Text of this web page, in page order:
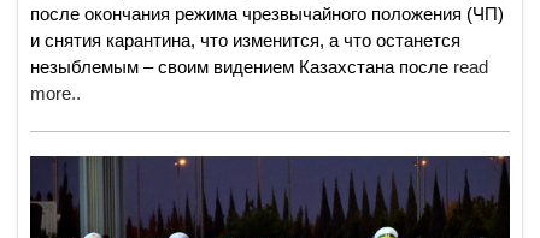
после окончания режима чрезвычайного положения (ЧП)
и снятия карантина, что изменится, а что останется
незыблемым – своим видением Казахстана после read
more..